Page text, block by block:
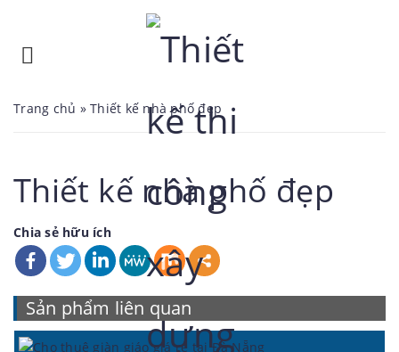
Trang chủ » Thiết kế nhà phố đẹp
Thiết kế nhà phố đẹp
Chia sẻ hữu ích
Sản phẩm liên quan